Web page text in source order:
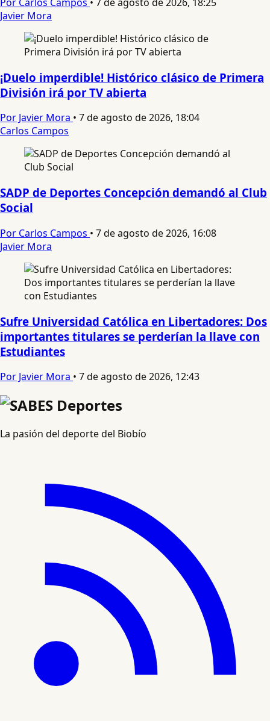
Javier Mora
¡Duelo imperdible! Histórico clásico de Primera
División irá por TV abierta
Por Javier Mora • 7 de agosto de 2026, 18:04
Carlos Campos
SADP de Deportes Concepción demandó al Club
Social
Por Carlos Campos • 7 de agosto de 2026, 16:08
Javier Mora
Sufre Universidad Católica en Libertadores: Dos
importantes titulares se perderían la llave con
Estudiantes
Por Javier Mora • 7 de agosto de 2026, 12:43
La pasión del deporte del Biobío